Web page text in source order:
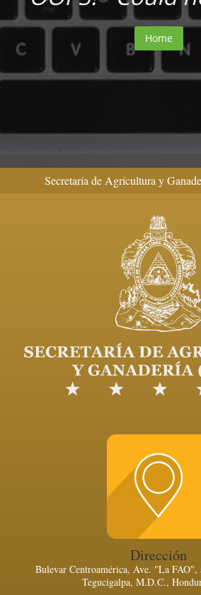
Home
Secretaría de Agrícultura y
Dirección
Bulevar Centroamérica, Ave. "La FAO",
Tegucigalpa, M.D.C.,